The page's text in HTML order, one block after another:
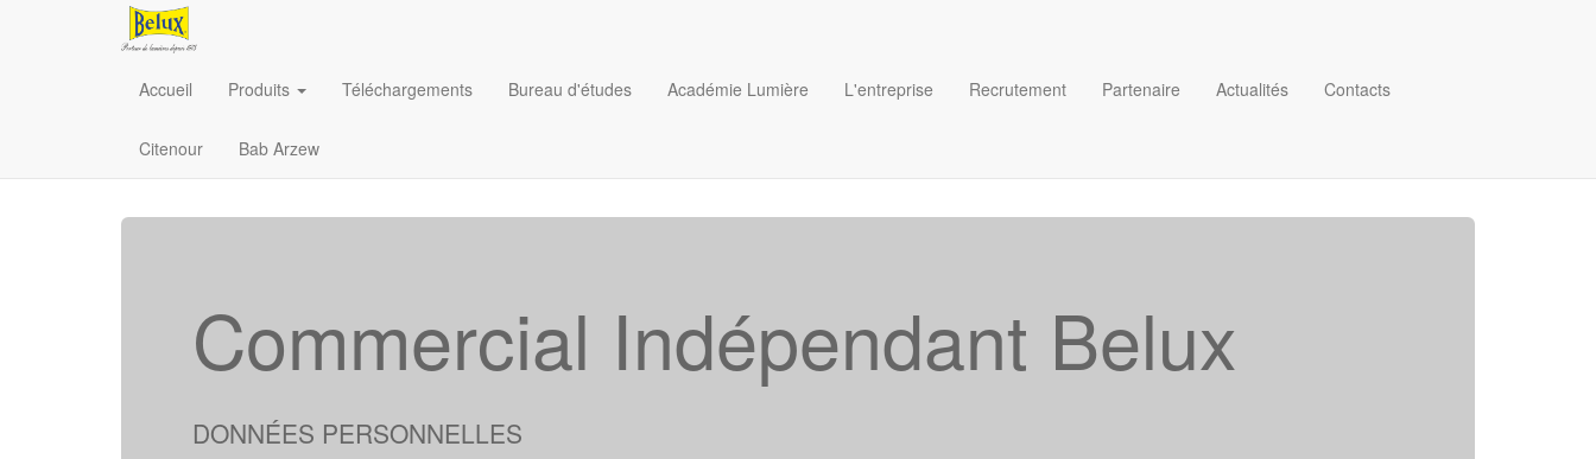
Accueil Produits Téléchargements Bureau d'études Académie Lumière L'entreprise Recrutement Partenaire Actualités Contacts
Citenour Bab Arzew
Commercial Indépendant Belux
DONNÉES PERSONNELLES